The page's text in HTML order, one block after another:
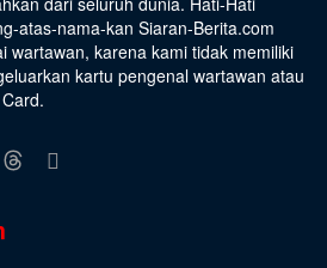
atas-nama-kan Siaran-Berita.com
wartawan, karena kami tidak memiliki
kartu pengenal wartawan atau